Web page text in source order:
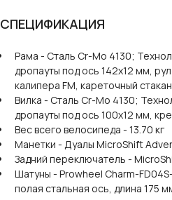
СПЕЦИФИКАЦИЯ
Рама - Сталь Cr-Mo 4130;
дропауты под ось 142х12 мм,
калипера FM, кареточный стакан
Вилка - Сталь Cr-Mo 4130;
дропауты под ось 100х12 мм,
Вес всего велосипеда - 13.70 кг
Манетки - Дуалы MicroShift
Задний переключатель -
Шатуны - Prowheel Charm-
полая стальная ось, длина 175